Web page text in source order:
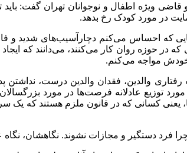
ویژه اطفال و نوجوانان تهران گفت:
در مورد کودک رخ بدهد.
که احساس می‌کنم دچارآسیب‌های شدید و
در حوزه روان کار می‌کنند، می‌دانند که
خودش مواجه می‌کنم.
والدین، فقدان والدین درست، نداشتن
توزیع عادلانه فرصت‌ها در مورد
یعنی کسانی که در قانون ملزم هستند که
فرد دستگیر و مجازات نشوند. نگاهشان،